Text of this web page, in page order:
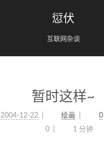
愆伏
互联网杂谈
暂时这样~
2004-12-22 绘画 0
0
1 分钟